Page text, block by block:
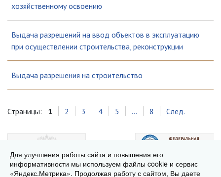
хозяйственному освоению
Выдача разрешений на ввод объектов в эксплуатацию
при осуществлении строительства, реконструкции
Выдача разрешения на строительство
Страницы: 1 2 3 4 5 ... 8 След.
Для улучшения работы сайта и повышения его
информативности мы используем файлы cookie и сервис
«Яндекс.Метрика». Продолжая работу с сайтом, Вы даете